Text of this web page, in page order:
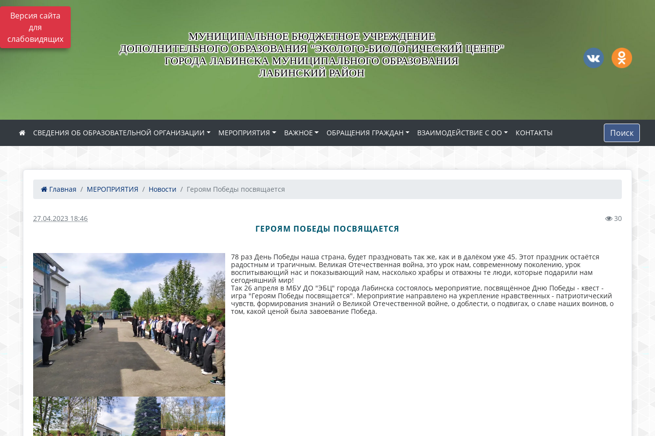
Версия сайта
для
слабовидящих
МУНИЦИПАЛЬНОЕ БЮДЖЕТНОЕ УЧРЕЖДЕНИЕ
ДОПОЛНИТЕЛЬНОГО ОБРАЗОВАНИЯ "ЭКОЛОГО-БИОЛОГИЧЕСКИЙ ЦЕНТР"
ГОРОДА ЛАБИНСКА МУНИЦИПАЛЬНОГО ОБРАЗОВАНИЯ
ЛАБИНСКИЙ РАЙОН
СВЕДЕНИЯ ОБ ОБРАЗОВАТЕЛЬНОЙ ОРГАНИЗАЦИИ МЕРОПРИЯТИЯ ВАЖНОЕ ОБРАЩЕНИЯ ГРАЖДАН ВЗАИМОДЕЙСТВИЕ С ОО КОНТАКТЫ Поиск
Главная МЕРОПРИЯТИЯ Новости Героям Победы посвящается
27.04.2023 18:46 30
ГЕРОЯМ ПОБЕДЫ ПОСВЯЩАЕТСЯ
78 раз День Победы наша страна, будет праздновать так же, как и в далёком уже 45. Этот праздник остаётся
радостным и трагичным. Великая Отечественная война, это урок нам, современному поколению, урок
воспитывающий нас и показывающий нам, насколько храбры и отважны те люди, которые подарили нам
сегодняшний мир!
Так 26 апреля в МБУ ДО "ЭБЦ" города Лабинска состоялось мероприятие, посвящённое Дню Победы - квест -
игра "Героям Победы посвящается". Мероприятие направлено на укрепление нравственных - патриотический
чувств, формирования знаний о Великой Отечественной войне, о доблести, о подвигах, о славе наших воинов, о
том, какой ценой была завоевание Победа.